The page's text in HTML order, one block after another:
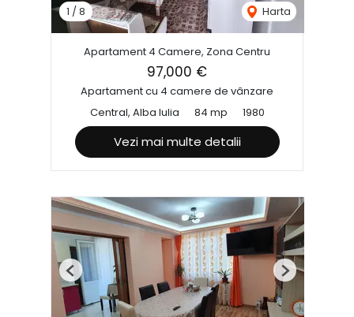
1 / 8 Harta
Apartament 4 Camere, Zona Centru
97,000 €
Apartament cu 4 camere de vânzare
Central, Alba Iulia
84 mp 1980
Vezi mai multe detalii
Previous Next